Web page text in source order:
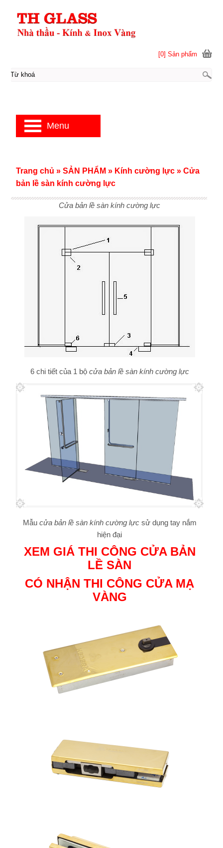
Cửa bản lề sàn kính cường lực
6 chi tiết của 1 bộ cửa bản lề sàn kính cường lực
Mẫu cửa bản lề sàn kính cường lực sử dụng tay nắm
hiện đại
XEM GIÁ THI CÔNG CỬA BẢN
LỀ SÀN
CÓ NHẬN THI CÔNG CỬA MẠ
VÀNG
Trang chủ » SẢN PHẨM » Kính cường lực » Cửa
bản lề sàn kính cường lực
[0] Sản phẩm
Menu